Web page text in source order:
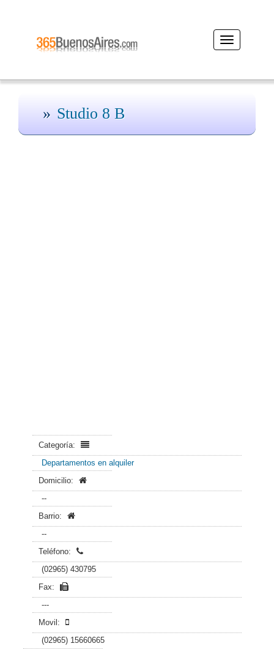
Desplegar
navegación
Studio 8 B
Categoría:
Departamentos en alquiler
Domicilio:
--
Barrio:
--
Teléfono:
(02965) 430795
Fax:
---
Movil:
(02965) 15660665